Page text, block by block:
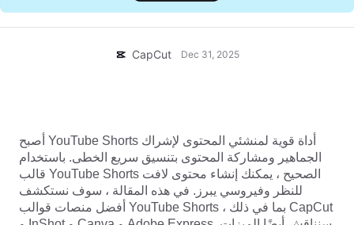
التعرف على الصوت
تحويل النص إلى كلام
تقليل التشويش
الصورة
أفضل الخيارات
القوالب الرائجة والنصائح
المزيد
نبذة عن شروط الخدمة لدى CapCut
Dreamina Seedance 2.0 Launch
افتح CapCut
CapCut Dec 31, 2025
أصبح YouTube Shorts أداة قوية لمنشئي المحتوى لإشراك
الجماهير ومشاركة المحتوى بتنسيق سريع الخطى. باستخدام
قالب YouTube Shorts الصحيح ، يمكنك إنشاء محتوى لافت
للنظر وفيروسي يبرز. في هذه المقالة ، سوف نستكشف
أفضل منصات قوالب YouTube Shorts ، بما في ذلك CapCut